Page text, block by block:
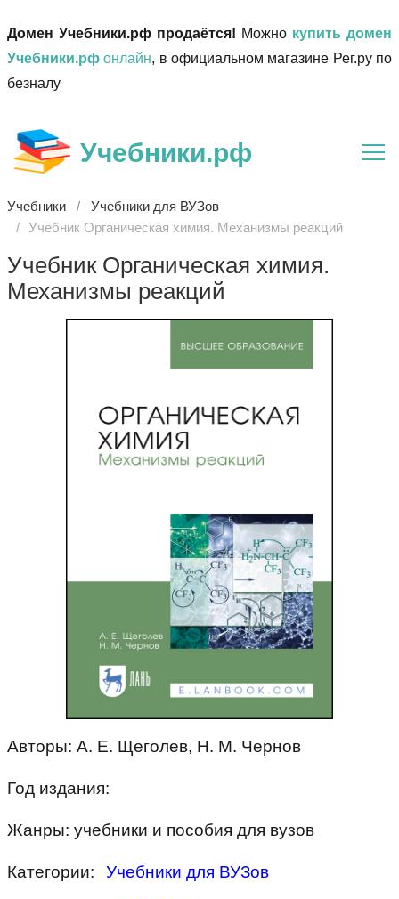
Домен Учебники.рф продаётся! Можно купить домен
Учебники.рф онлайн, в официальном магазине Рег.ру по
безналу
Учебники.рф
Учебники
Учебники для ВУЗов
Учебник Органическая химия. Механизмы реакций
Учебник Органическая химия.
Механизмы реакций
Авторы: А. Е. Щеголев, Н. М. Чернов
Год издания:
Жанры: учебники и пособия для вузов
Категории: Учебники для ВУЗов